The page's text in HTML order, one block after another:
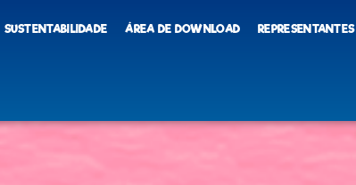
SUSTENTABILIDADE ÁREA DE DOWNLOAD REPRESENTANTES